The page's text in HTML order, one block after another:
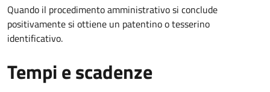
Quando il procedimento amministrativo si conclude
positivamente si ottiene un patentino o tesserino
identificativo.
Tempi e scadenze